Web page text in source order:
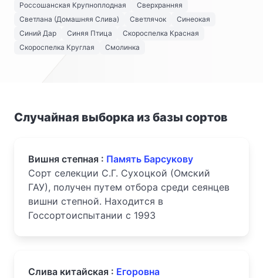
Россошанская Крупноплодная
Сверхранняя
Светлана (Домашняя Слива)
Светлячок
Синеокая
Синий Дар
Синяя Птица
Скороспелка Красная
Скороспелка Круглая
Смолинка
Случайная выборка из базы сортов
Вишня степная : Память Барсукову
Сорт селекции С.Г. Сухоцкой (Омский
ГАУ), получен путем отбора среди сеянцев
вишни степной. Находится в
Госсортоиспытании с 1993
Слива китайская : Егоровна